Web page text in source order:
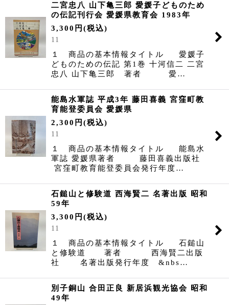
二宮忠八 山下亀三郎 愛媛子どものため
の伝記刊行会 愛媛県教育会 1983年
3,300 円 (税込)
11
１ 商品の基本情報タイトル 愛媛子
どものための伝記 第1巻 十河信二 二宮
忠八 山下亀三郎 著者 愛…
能島水軍誌 平成3年 藤田喜義 宮窪町教
育能登委員会 愛媛県
2,300 円 (税込)
11
１ 商品の基本情報タイトル 能島水
軍誌 愛媛県著者 藤田喜義出版社
宮窪町教育能登委員会発行年度…
石鎚山と修験道 西海賢二 名著出版 昭和
59年
3,300 円 (税込)
11
１ 商品の基本情報タイトル 石鎚山
と修験道 著者 西海賢二出版
社 名著出版発行年度 &nbs…
別子銅山 合田正良 新居浜観光協会 昭和
49年